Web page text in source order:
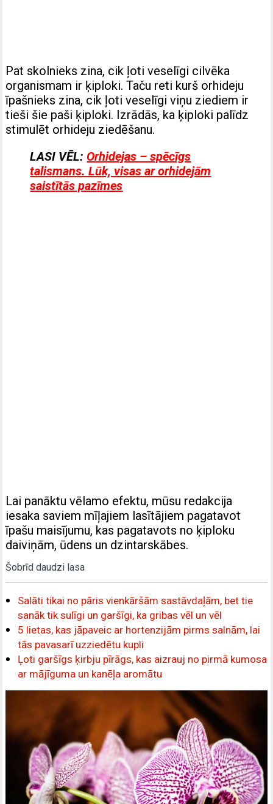
Pat skolnieks zina, cik ļoti veselīgi cilvēka
organismam ir ķiploki. Taču reti kurš orhideju
īpašnieks zina, cik ļoti veselīgi viņu ziediem ir
tieši šie paši ķiploki. Izrādās, ka ķiploki palīdz
stimulēt orhideju ziedēšanu.
LASI VĒL: Orhidejas – spēcīgs
talismans. Lūk, visas ar orhidejām
saistītās pazīmes
Lai panāktu vēlamo efektu, mūsu redakcija
iesaka saviem mīļajiem lasītājiem pagatavot
īpašu maisījumu, kas pagatavots no ķiploku
daiviņām, ūdens un dzintarskābes.
Šobrīd daudzi lasa
Salāti tikai no pāris vienkāršām sastāvdaļām, bet tie
sanāk tik sulīgi un garšīgi, ka gribas vēl un vēl
5 lietas, kas jāpaveic ar hortenzijām pirms salnām, lai
tās pavasarī uzziedētu kupli
Ļoti garšīgs ķirbju pīrāgs, kas aizrauj no pirmā kumosa
ar mājīguma un kanēļa aromātu